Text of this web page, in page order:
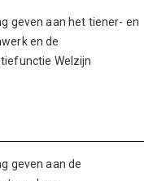
geven aan het tiener- en
en de
Welzijn
geven aan de